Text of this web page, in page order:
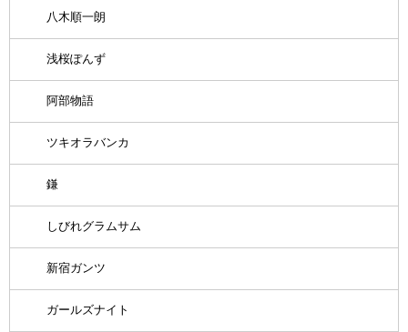
八木順一朗
浅桜ぽんず
阿部物語
ツキオラバンカ
鎌
しびれグラムサム
新宿ガンツ
ガールズナイト